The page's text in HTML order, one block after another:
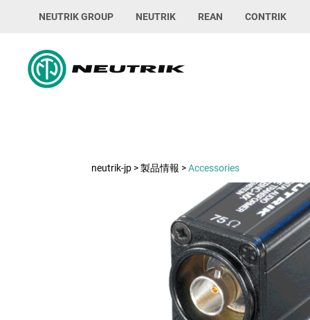
NEUTRIK GROUP NEUTRIK REAN CONTRIK
neutrik-jp >製品情報 >Accessories